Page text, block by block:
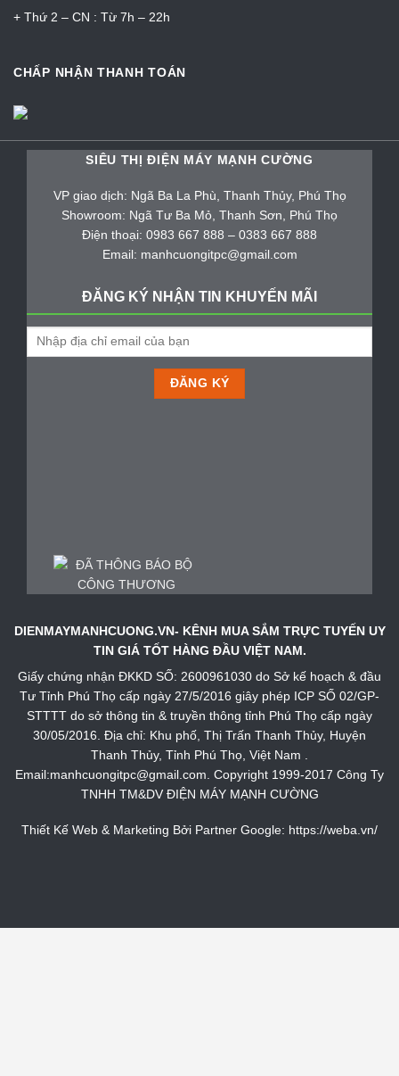
+ Thứ 2 – CN : Từ 7h – 22h
CHẤP NHẬN THANH TOÁN
SIÊU THỊ ĐIỆN MÁY MẠNH CƯỜNG
VP giao dịch: Ngã Ba La Phù, Thanh Thủy, Phú Thọ
Showroom: Ngã Tư Ba Mỏ, Thanh Sơn, Phú Thọ
Điện thoại: 0983 667 888 – 0383 667 888
Email: manhcuongitpc@gmail.com
ĐĂNG KÝ NHẬN TIN KHUYẾN MÃI
DIENMAYMANHCUONG.VN- KÊNH MUA SẮM TRỰC TUYẾN UY
TIN GIÁ TỐT HÀNG ĐẦU VIỆT NAM.
Giấy chứng nhận ĐKKD SỐ: 2600961030 do Sở kế hoạch & đầu
Tư Tỉnh Phú Thọ cấp ngày 27/5/2016 giây phép ICP SỐ 02/GP-
STTTT do sở thông tin & truyền thông tỉnh Phú Thọ cấp ngày
30/05/2016. Địa chỉ: Khu phố, Thị Trấn Thanh Thủy, Huyện
Thanh Thủy, Tỉnh Phú Thọ, Việt Nam .
Email:manhcuongitpc@gmail.com. Copyright 1999-2017 Công Ty
TNHH TM&DV ĐIỆN MÁY MẠNH CƯỜNG
Thiết Kế Web & Marketing Bởi Partner Google: https://weba.vn/